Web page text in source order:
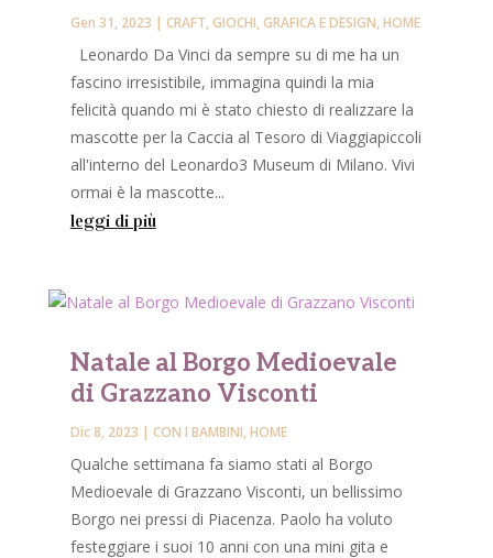
Gen 31, 2023 | CRAFT,GIOCHI,GRAFICA E DESIGN,HOME
Leonardo Da Vinci da sempre su di me ha un
fascino irresistibile, immagina quindi la mia
felicità quando mi è stato chiesto di realizzare la
mascotte per la Caccia al Tesoro di Viaggiapiccoli
all'interno del Leonardo3 Museum di Milano. Vivi
ormai è la mascotte...
leggi di più
Natale al Borgo Medioevale
di Grazzano Visconti
Dic 8, 2023 | CON I BAMBINI,HOME
Qualche settimana fa siamo stati al Borgo
Medioevale di Grazzano Visconti, un bellissimo
Borgo nei pressi di Piacenza. Paolo ha voluto
festeggiare i suoi 10 anni con una mini gita e